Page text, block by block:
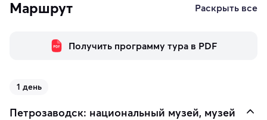
Маршрут Раскрыть все
Получить программу тура в PDF
1 день
Петрозаводск: национальный музей, музей